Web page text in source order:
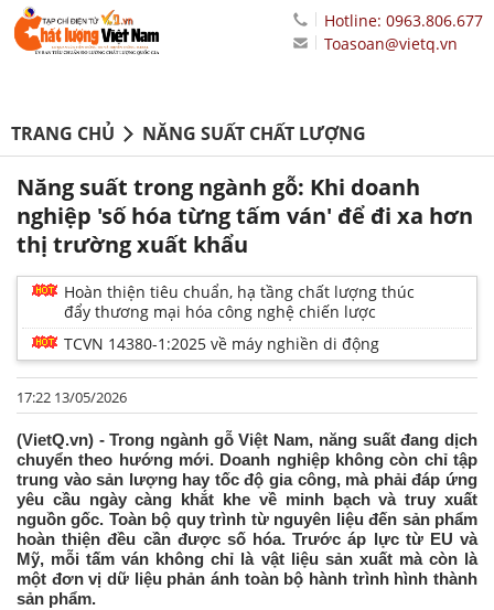
Hotline: 0963.806.677
Toasoan@vietq.vn
TRANG CHỦ NĂNG SUẤT CHẤT LƯỢNG
Năng suất trong ngành gỗ: Khi doanh
nghiệp 'số hóa từng tấm ván' để đi xa hơn
thị trường xuất khẩu
Hoàn thiện tiêu chuẩn, hạ tầng chất lượng thúc
đẩy thương mại hóa công nghệ chiến lược
TCVN 14380-1:2025 về máy nghiền di động
17:22 13/05/2026
(VietQ.vn) - Trong ngành gỗ Việt Nam, năng suất đang dịch
chuyển theo hướng mới. Doanh nghiệp không còn chỉ tập
trung vào sản lượng hay tốc độ gia công, mà phải đáp ứng
yêu cầu ngày càng khắt khe về minh bạch và truy xuất
nguồn gốc. Toàn bộ quy trình từ nguyên liệu đến sản phẩm
hoàn thiện đều cần được số hóa. Trước áp lực từ EU và
Mỹ, mỗi tấm ván không chỉ là vật liệu sản xuất mà còn là
một đơn vị dữ liệu phản ánh toàn bộ hành trình hình thành
sản phẩm.